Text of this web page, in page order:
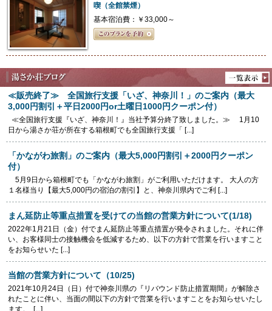
喫（全館禁煙）
基本宿泊費：￥33,000～
≪販売終了≫ 全国旅行支援「いざ、神奈川！」のご案内（最大
3,000円割引＋平日2000円or土曜日1000円クーポン付）
≪全国旅行支援『いざ、神奈川！』当社予算分終了致しました。≫ 1月10
日から湯さか荘が所在する箱根町でも全国旅行支援「 [...]
「かながわ旅割」のご案内（最大5,000円割引＋2000円クーポン
付）
5月9日から箱根町でも「かながわ旅割」がご利用いただけます。 大人の方
１名様当り【最大5,000円の宿泊の割引】と、神奈川県内でご利 [...]
まん延防止等重点措置を受けての当館の営業方針について(1/18)
2022年1月21日（金）付でまん延防止等重点措置が発令されました。それに伴
い、お客様同士の接触機会を低減するため、以下の方針で営業を行いますこと
をお知らせいた [...]
当館の営業方針について（10/25)
2021年10月24日（日）付で神奈川県の『リバウンド防止措置期間』が解除さ
れたことに伴い、当面の間以下の方針で営業を行いますことをお知らせいたし
ます。‌ ‌ [...]